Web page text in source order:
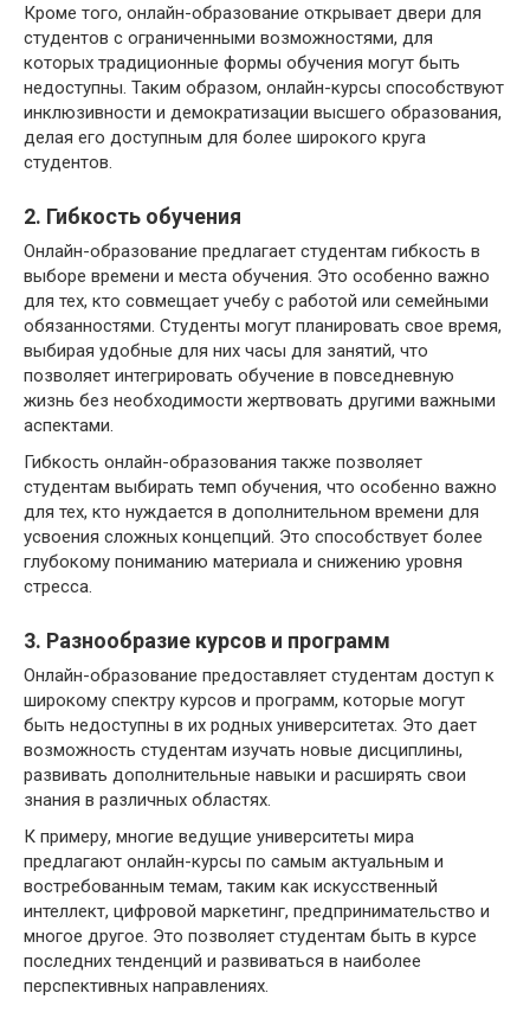
Кроме того, онлайн-образование открывает двери для
студентов с ограниченными возможностями, для
которых традиционные формы обучения могут быть
недоступны. Таким образом, онлайн-курсы способствуют
инклюзивности и демократизации высшего образования,
делая его доступным для более широкого круга
студентов.
2. Гибкость обучения
Онлайн-образование предлагает студентам гибкость в
выборе времени и места обучения. Это особенно важно
для тех, кто совмещает учебу с работой или семейными
обязанностями. Студенты могут планировать свое время,
выбирая удобные для них часы для занятий, что
позволяет интегрировать обучение в повседневную
жизнь без необходимости жертвовать другими важными
аспектами.
Гибкость онлайн-образования также позволяет
студентам выбирать темп обучения, что особенно важно
для тех, кто нуждается в дополнительном времени для
усвоения сложных концепций. Это способствует более
глубокому пониманию материала и снижению уровня
стресса.
3. Разнообразие курсов и программ
Онлайн-образование предоставляет студентам доступ к
широкому спектру курсов и программ, которые могут
быть недоступны в их родных университетах. Это дает
возможность студентам изучать новые дисциплины,
развивать дополнительные навыки и расширять свои
знания в различных областях.
К примеру, многие ведущие университеты мира
предлагают онлайн-курсы по самым актуальным и
востребованным темам, таким как искусственный
интеллект, цифровой маркетинг, предпринимательство и
многое другое. Это позволяет студентам быть в курсе
последних тенденций и развиваться в наиболее
перспективных направлениях.